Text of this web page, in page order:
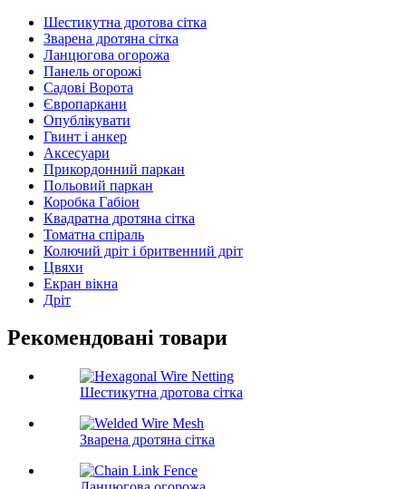
Шестикутна дротова сітка
Зварена дротяна сітка
Ланцюгова огорожа
Панель огорожі
Садові Ворота
Європаркани
Опублікувати
Гвинт і анкер
Аксесуари
Прикордонний паркан
Польовий паркан
Коробка Габіон
Квадратна дротяна сітка
Томатна спіраль
Колючий дріт і бритвенний дріт
Цвяхи
Екран вікна
Дріт
Рекомендовані товари
Шестикутна дротова сітка
Зварена дротяна сітка